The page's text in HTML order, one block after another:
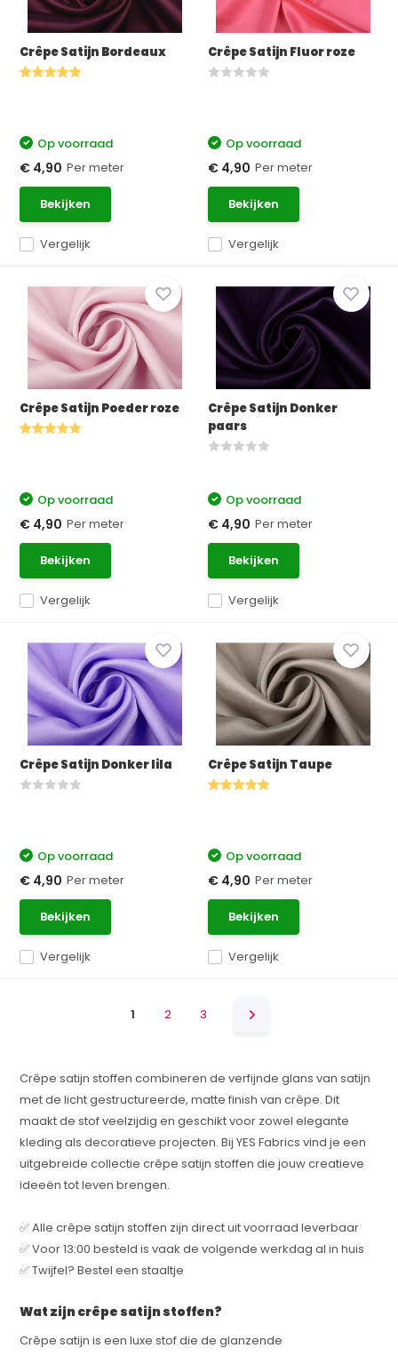
Crêpe Satijn Bordeaux
Vergelijk
Op voorraad
€ 4,90 Per meter
Bekijken
Crêpe Satijn Fluor roze
Vergelijk
Op voorraad
€ 4,90 Per meter
Bekijken
Crêpe Satijn Poeder roze
Vergelijk
Op voorraad
€ 4,90 Per meter
Bekijken
Crêpe Satijn Donker
paars
Vergelijk
Op voorraad
€ 4,90 Per meter
Bekijken
Crêpe Satijn Donker lila
Vergelijk
Op voorraad
€ 4,90 Per meter
Bekijken
Crêpe Satijn Taupe
Vergelijk
Op voorraad
€ 4,90 Per meter
Bekijken
1 2 3
Crêpe satijn stoffen combineren de verfijnde glans van satijn
met de licht gestructureerde, matte finish van crêpe. Dit
maakt de stof veelzijdig en geschikt voor zowel elegante
kleding als decoratieve projecten. Bij YES Fabrics vind je een
uitgebreide collectie crêpe satijn stoffen die jouw creatieve
ideeën tot leven brengen.
✅ Alle crêpe satijn stoffen zijn direct uit voorraad leverbaar
✅ Voor 13:00 besteld is vaak de volgende werkdag al in huis
✅ Twijfel? Bestel een staaltje
Wat zijn crêpe satijn stoffen?
Crêpe satijn is een luxe stof die de glanzende